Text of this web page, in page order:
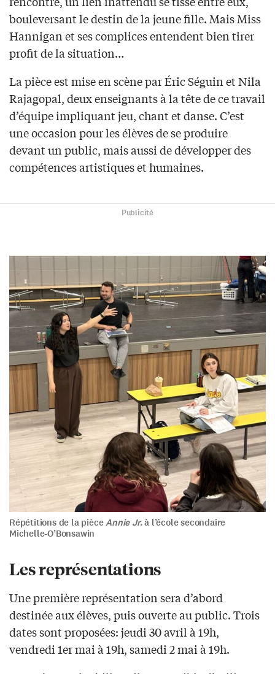
bouleversant le destin de la jeune fille. Mais Miss
Hannigan et ses complices entendent bien tirer
profit de la situation…
La pièce est mise en scène par Éric Séguin et Nila
Rajagopal, deux enseignants à la tête de ce travail
d’équipe impliquant jeu, chant et danse. C’est
une occasion pour les élèves de se produire
devant un public, mais aussi de développer des
compétences artistiques et humaines.
Publicité
Répétitions de la pièceAnnie Jr.à l’école secondaire
Michelle-O’Bonsawin
Les représentations
Une première représentation sera d’abord
destinée aux élèves, puis ouverte au public. Trois
dates sont proposées: jeudi 30 avril à 19h,
vendredi 1er mai à 19h, samedi 2 mai à 19h.